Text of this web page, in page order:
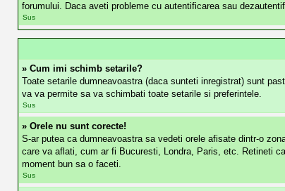
forumului. Daca aveti probleme cu autentificarea sau
Sus
» Cum imi schimb setarile?
Toate setarile dumneavoastra (daca sunteti inregistrat) sunt
va va permite sa va schimbati toate setarile si preferintele.
Sus
» Orele nu sunt corecte!
S-ar putea ca dumneavoastra sa vedeti orele afisate dintr-o
care va aflati, cum ar fi Bucuresti, Londra, Paris, etc. Retineti
moment bun sa o faceti.
Sus